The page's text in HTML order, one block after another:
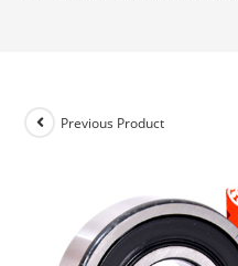
Previous Product